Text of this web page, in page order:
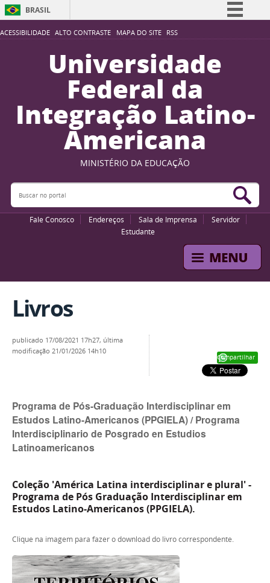
ACESSIBILIDADE ALTO CONTRASTE MAPA DO SITE RSS
BRASIL
Simplifique!
Participe
Acesso à informação
Legislação
Canais
Universidade
Federal da
Integração Latino-
Americana
MINISTÉRIO DA EDUCAÇÃO
Buscar no portal
Fale Conosco Endereços Sala de Imprensa
Servidor
Estudante
Livros
Compartilhar
publicado 17/08/2021 17h27, última
modificação 21/01/2026 14h10
Programa de Pós-Graduação Interdisciplinar em
Estudos Latino-Americanos (PPGIELA) / Programa
Interdisciplinario de Posgrado en Estudios
Latinoamericanos
Coleção 'América Latina interdisciplinar e plural' -
Programa de Pós Graduação Interdisciplinar em
Estudos Latino-Americanos (PPGIELA).
Clique na imagem para fazer o download do livro correspondente.